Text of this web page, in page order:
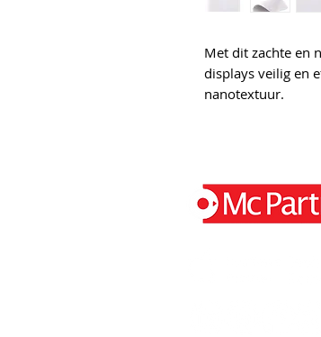
Met dit zachte en
displays veilig en
nanotextuur.